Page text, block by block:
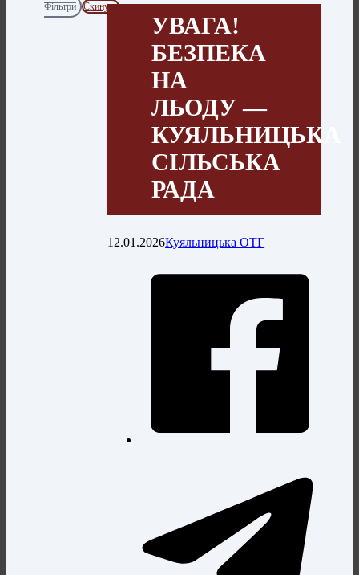
Фільтри
Скинути
УВАГА!
БЕЗПЕКА
НА
ЛЬОДУ —
КУЯЛЬНИЦЬКА
СІЛЬСЬКА
РАДА
12.01.2026Куяльницька ОТГ